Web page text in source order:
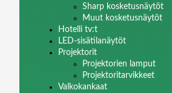
Sharp kosketusnäytöt
Muut kosketusnäytöt
Hotelli tv:t
LED-sisätilanäytöt
Projektorit
Projektorien lamput
Projektoritarvikkeet
Valkokankaat